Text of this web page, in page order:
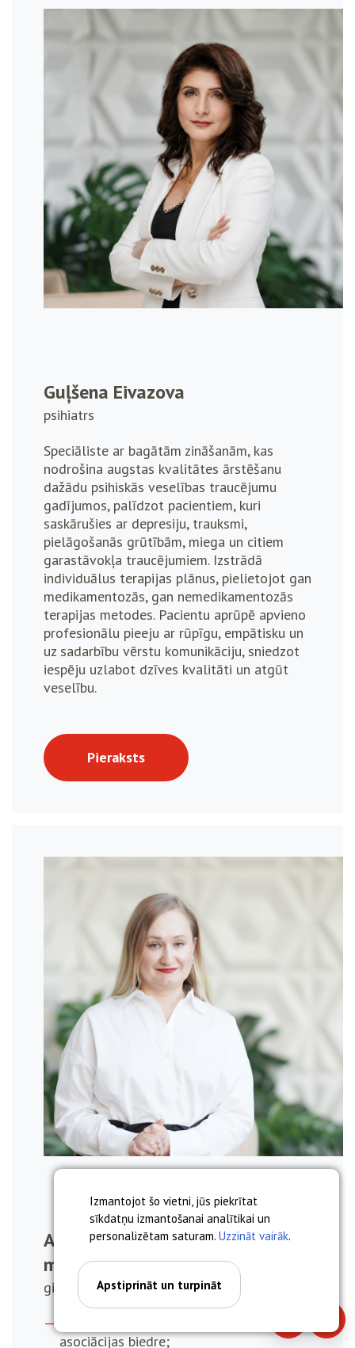
Izmantojot šo vietni, jūs piekrītat
sīkdatņu izmantošanai analītikai un
personalizētam saturam. Uzzināt vairāk.
Apstiprināt un turpināt
Guļšena Eivazova
psihiatrs
Speciāliste ar bagātām zināšanām, kas
nodrošina augstas kvalitātes ārstēšanu
dažādu psihiskās veselības traucējumu
gadījumos, palīdzot pacientiem, kuri
saskārušies ar depresiju, trauksmi,
pielāgošanās grūtībām, miega un citiem
garastāvokļa traucējumiem. Izstrādā
individuālus terapijas plānus, pielietojot gan
medikamentozās, gan nemedikamentozās
terapijas metodes. Pacientu aprūpē apvieno
profesionālu pieeju ar rūpīgu, empātisku un
uz sadarbību vērstu komunikāciju, sniedzot
iespēju uzlabot dzīves kvalitāti un atgūt
veselību.
Pieraksts
Anna Miskova, asoc. prof. Dr.
med.
ginekologs, dzemdību speciālists
asociācijas biedre;